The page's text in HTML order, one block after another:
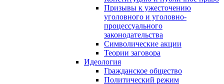
Призывы к ужесточению
уголовного и уголовно-
процессуального
законодательства
Символические акции
Теории заговора
Идеология
Гражданское общество
Политический режим